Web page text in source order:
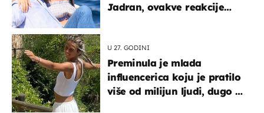
Jadran, ovakve reakcije
U 27. GODINI
Preminula je mlada
influencerica koju je pratilo
više od milijun ljudi, dugo se